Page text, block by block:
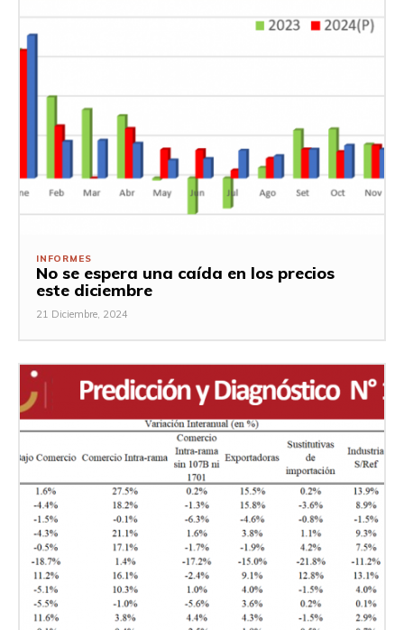
INFORMES
No se espera una caída en los precios
este diciembre
21 Diciembre, 2024